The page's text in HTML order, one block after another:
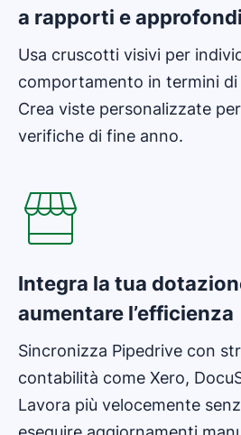
a rapporti e
Usa cruscotti visivi per
comportamento in termini di
Crea viste personalizzate
verifiche di fine anno.
Integra la tua
aumentare l’efficienza
Sincronizza Pipedrive con
contabilità come Xero,
Lavora più velocemente